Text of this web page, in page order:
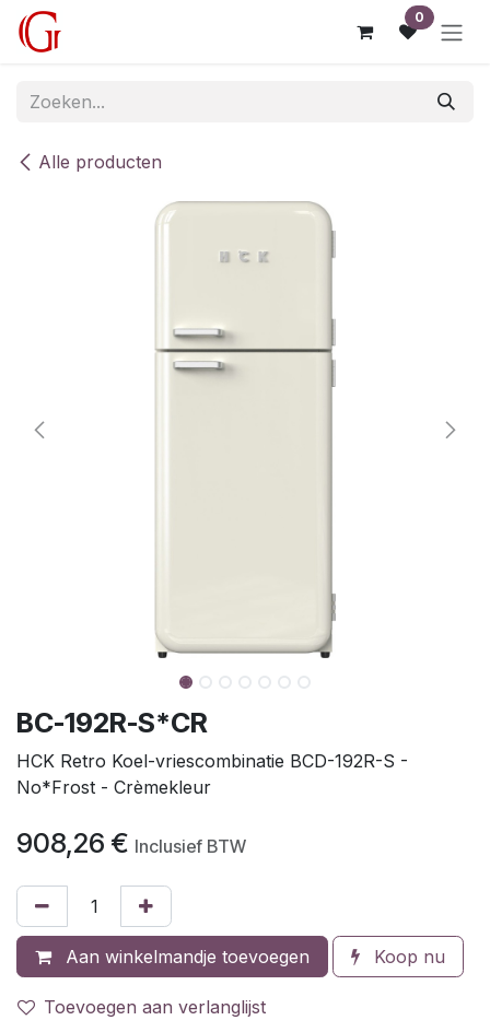
Overslaan naar inhoud 0
Alle producten
BC-192R-S*CR
HCK Retro Koel-vriescombinatie BCD-192R-S -
No*Frost - Crèmekleur
908,26 € Inclusief BTW
Aan winkelmandje toevoegen Koop nu
Toevoegen aan verlanglijst